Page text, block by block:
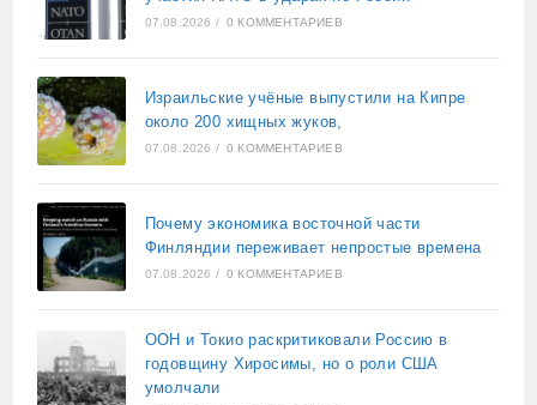
07.08.2026 / 0 КОММЕНТАРИЕВ
Израильские учёные выпустили на Кипре
около 200 хищных жуков,
07.08.2026 / 0 КОММЕНТАРИЕВ
Почему экономика восточной части
Финляндии переживает непростые времена
07.08.2026 / 0 КОММЕНТАРИЕВ
ООН и Токио раскритиковали Россию в
годовщину Хиросимы, но о роли США
умолчали